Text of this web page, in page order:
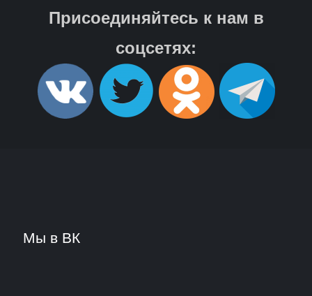
Присоединяйтесь к нам в
соцсетях:
Мы в ВК